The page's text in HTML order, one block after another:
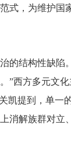
式，为维护国
的结构性缺陷
”西方多元文
凯提到，单一
消解族群对立